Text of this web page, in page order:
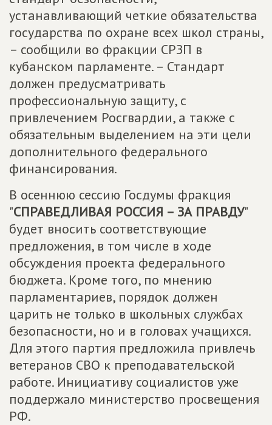
устанавливающий четкие обязательства
государства по охране всех школ страны,
– сообщили во фракции СРЗП в
кубанском парламенте. – Стандарт
должен предусматривать
профессиональную защиту, с
привлечением Росгвардии, а также с
обязательным выделением на эти цели
дополнительного федерального
финансирования.
В осеннюю сессию Госдумы фракция
"СПРАВЕДЛИВАЯ РОССИЯ – ЗА ПРАВДУ"
будет вносить соответствующие
предложения, в том числе в ходе
обсуждения проекта федерального
бюджета. Кроме того, по мнению
парламентариев, порядок должен
царить не только в школьных службах
безопасности, но и в головах учащихся.
Для этого партия предложила привлечь
ветеранов СВО к преподавательской
работе. Инициативу социалистов уже
поддержало министерство просвещения
РФ.